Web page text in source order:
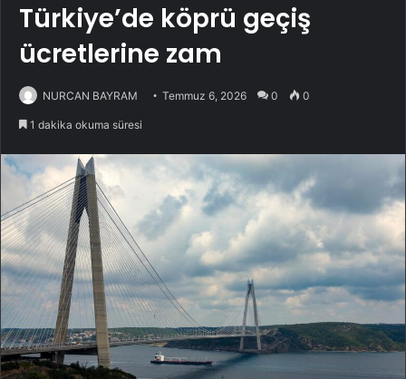
Türkiye’de köprü geçiş
ücretlerine zam
NURCAN BAYRAM Temmuz 6, 2026 0 0
1 dakika okuma süresi